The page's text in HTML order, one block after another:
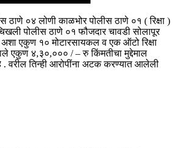
ठाणे ०४ लोणी काळभोर पोलीस ठाणे ०१ ( रिक्षा )
पोलीस ठाणे ०१ फौजदार चावडी सोलापूर
एकुण १० मोटारसायकल व एक ऑटो रिक्षा
एकुण ४,३०,००० / – रु किंमतीचा मुद्देमाल
तिन्ही आरोपींना अटक करण्यात आलेली